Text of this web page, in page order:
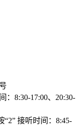
：8:30-17:00、20:30-
“2” 接听时间：8:45-